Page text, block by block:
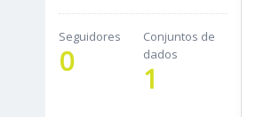
Seguidores
0
Conjuntos de
dados
1